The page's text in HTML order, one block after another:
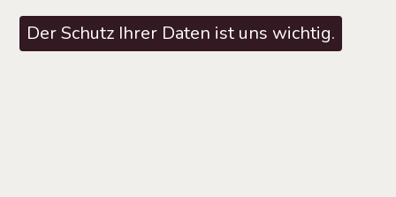
Der Schutz Ihrer Daten ist uns wichtig.